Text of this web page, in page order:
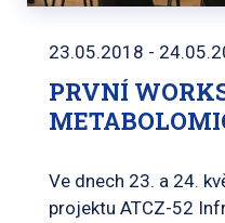
23.05.2018 -
PRVNÍ
Ve dnech 23. a 24.
projektu ATCZ-52